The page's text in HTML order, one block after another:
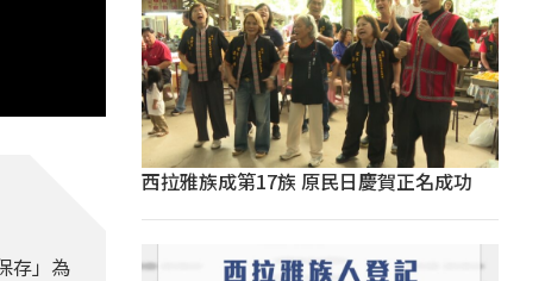
存」為
西拉雅族成第17族 原民日慶賀正名成功